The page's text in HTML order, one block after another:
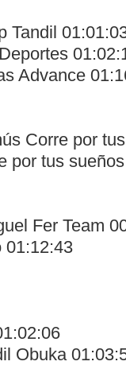
Tandil
Advance
Corre por
por tus
Fer Team
01:12:43
Obuka